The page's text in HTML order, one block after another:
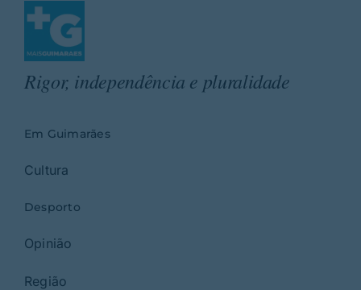
Rigor, independência e pluralidade
Em Guimarães
Cultura
Desporto
Opinião
Região